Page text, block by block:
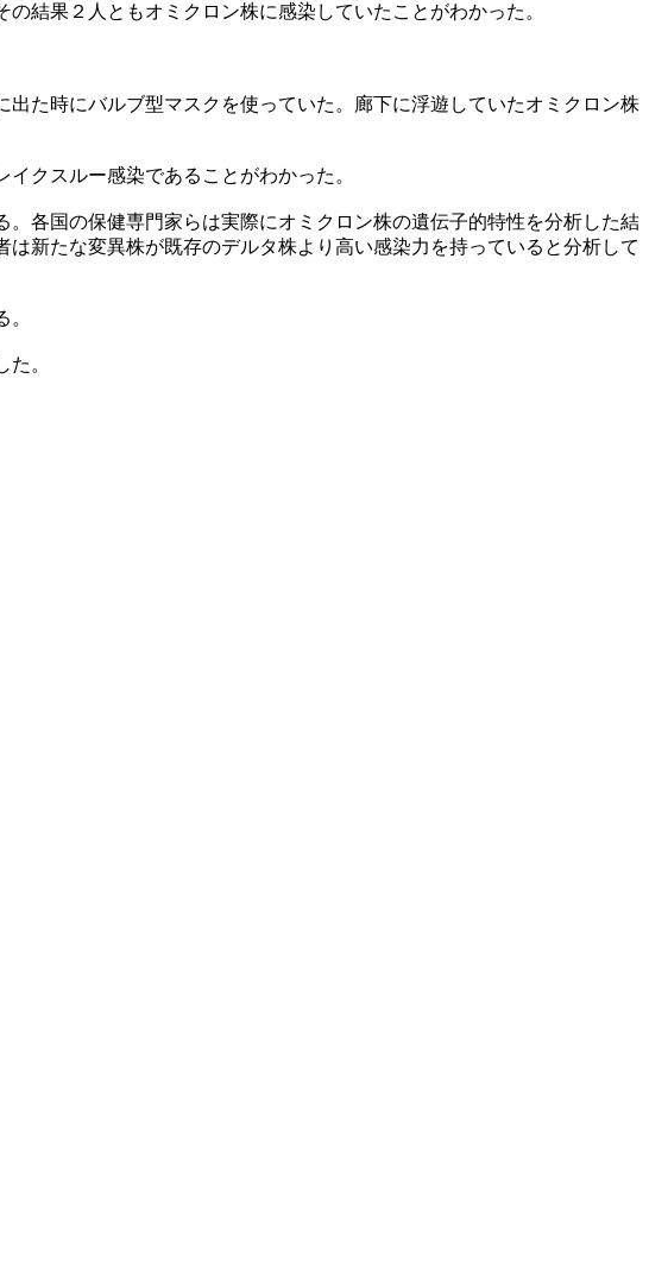
結果２人ともオミクロン株に感染していたことがわかった。
た時にバルブ型マスクを使っていた。廊下に浮遊していたオミクロン株
クスルー感染であることがわかった。
各国の保健専門家らは実際にオミクロン株の遺伝子的特性を分析した結
新たな変異株が既存のデルタ株より高い感染力を持っていると分析して
。